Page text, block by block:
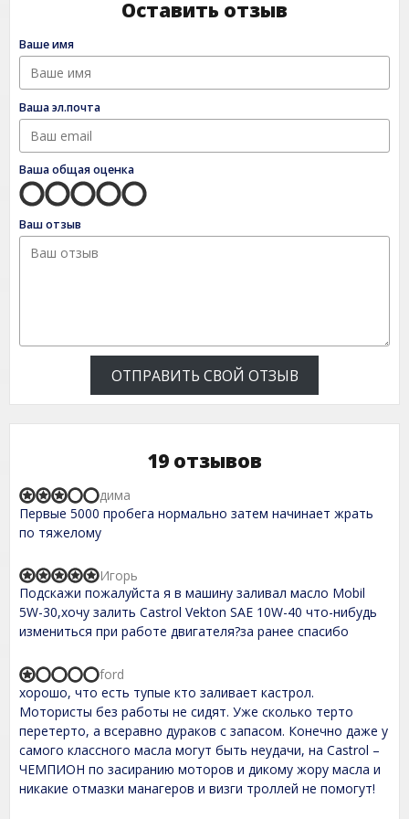
Оставить отзыв
Ваше имя
Ваша эл.почта
Ваша общая оценка
Ваш отзыв
ОТПРАВИТЬ СВОЙ ОТЗЫВ
19 отзывов
R
a
t
3
,
0
o
u
f
5
Первые 5000 пробега нормально затем начинает жрать
по тяжелому
дима
R
a
t
e
d
,
0
o
u
t
o
f
5
Подскажи пожалуйста я в машину заливал масло Mobil
5W-30,хочу залить Castrol Vekton SAE 10W-40 что-нибудь
измениться при работе двигателя?за ранее спасибо
Игорь
R
a
t
d
1
,
0
o
хорошо, что есть тупые кто заливает кастрол.
Мотористы без работы не сидят. Уже сколько терто
перетерто, а всеравно дураков с запасом. Конечно даже у
самого классного масла могут быть неудачи, на Castrol –
ЧЕМПИОН по засиранию моторов и дикому жору масла и
никакие отмазки манагеров и визги троллей не помогут!
ford